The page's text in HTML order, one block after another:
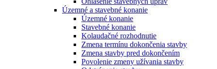
Územné a stavebné konanie
Územné konanie
Stavebné konanie
Kolaudačné rozhodnutie
Zmena termínu dokončenia stavby
Zmena stavby pred dokončením
Povolenie zmeny užívania stavby